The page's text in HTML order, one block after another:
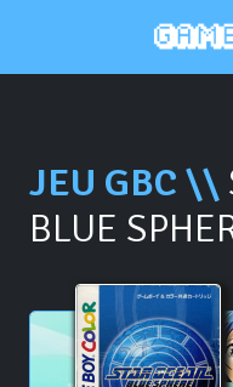
JEU GBC \\
BLUE